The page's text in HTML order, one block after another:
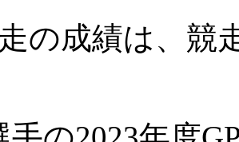
の成績は、競